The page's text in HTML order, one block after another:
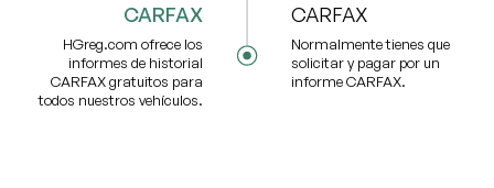
CARFAX
HGreg.com ofrece los
informes de historial
CARFAX gratuitos para
todos nuestros vehículos.
CARFAX
Normalmente tienes que
solicitar y pagar por un
informe CARFAX.